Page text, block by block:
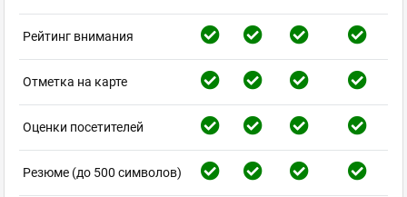
Рейтинг внимания
Отметка на карте
Оценки посетителей
Резюме (до 500 символов)